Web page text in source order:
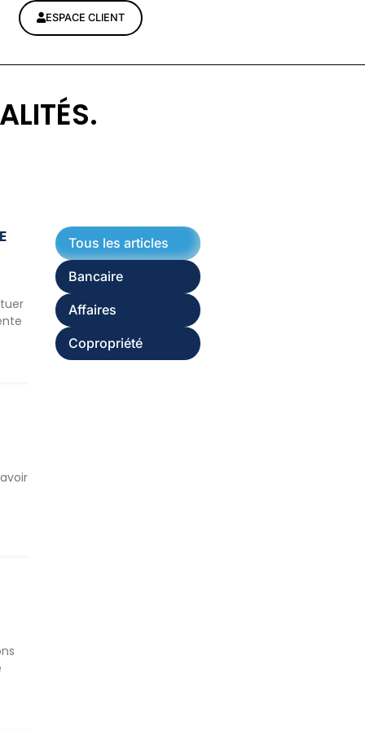
ESPACE CLIENT
Tous les articles
Bancaire
Affaires
Copropriété